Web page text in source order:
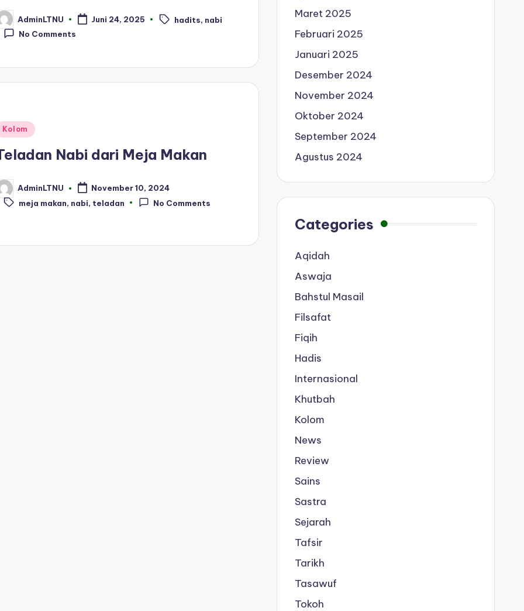
AdminLTNU Juni 24, 2025
Tags: hadits, nabi
No Comments
Kolom
Nabi dari Meja Makan
AdminLTNU November 10, 2024
Tags:
meja makan, nabi, teladan No Comments
Maret 2025
Februari 2025
Januari 2025
Desember 2024
November 2024
Oktober 2024
September 2024
Agustus 2024
Categories
Aqidah
Aswaja
Bahstul Masail
Filsafat
Fiqih
Hadis
Internasional
Khutbah
Kolom
News
Review
Sains
Sastra
Sejarah
Tafsir
Tarikh
Tasawuf
Tokoh